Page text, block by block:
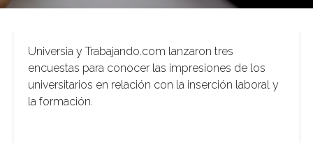
Universia y Trabajando.com lanzaron tres
encuestas para conocer las impresiones de los
universitarios en relación con la inserción laboral y
la formación.